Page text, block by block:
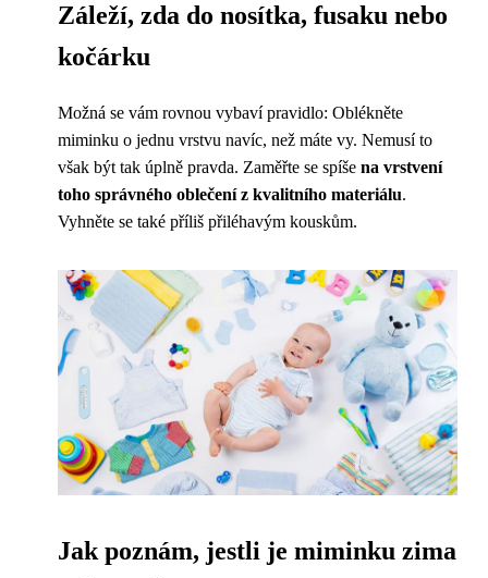
Záleží, zda do nosítka, fusaku nebo
kočárku
Možná se vám rovnou vybaví pravidlo: Oblékněte
miminku o jednu vrstvu navíc, než máte vy. Nemusí to
však být tak úplně pravda. Zaměřte se spíše na vrstvení
toho správného oblečení z kvalitního materiálu.
Vyhněte se také příliš přiléhavým kouskům.
Jak poznám, jestli je miminku zima